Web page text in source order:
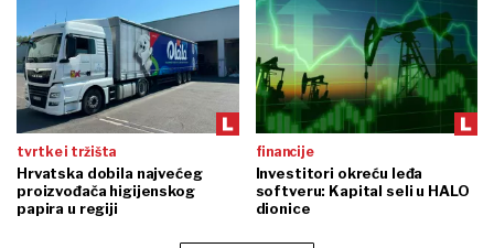
tvrtke i tržišta
Hrvatska dobila najvećeg
proizvođača higijenskog
papira u regiji
financije
Investitori okreću leđa
softveru: Kapital seli u HALO
dionice